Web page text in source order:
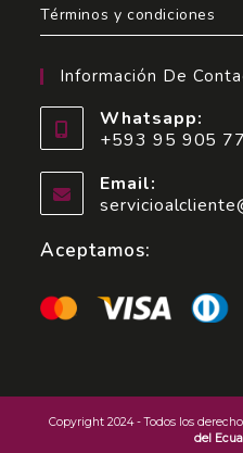
Términos y condiciones
Información De
Whatsapp:
+593 95 905
Email:
Aceptamos:
Copyright 2024 - Todos los
del